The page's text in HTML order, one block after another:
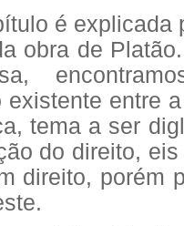
é explicada
obra de
entre
tema a ser
do direito,
direito, porém